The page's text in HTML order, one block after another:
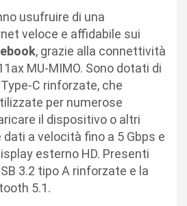
usufruire di una
veloce e affidabile sui
, grazie alla connettività
MU-MIMO. Sono dotati di
C rinforzate, che
per numerose
il dispositivo o altri
a velocità fino a 5 Gbps e
esterno HD. Presenti
3.2 tipo A rinforzate e la
5.1.